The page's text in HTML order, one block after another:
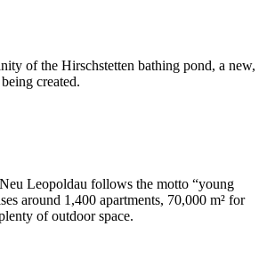
of the Hirschstetten bathing pond, a new,
created.
Leopoldau follows the motto “young
around 1,400 apartments, 70,000 m² for
of outdoor space.